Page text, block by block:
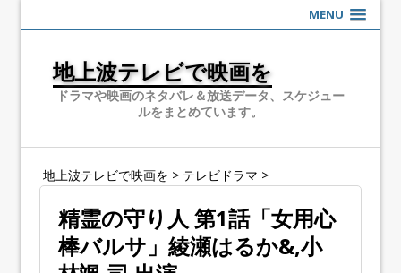
MENU
地上波テレビで映画を
ドラマや映画のネタバレ＆放送データ、スケジュー
ルをまとめています。
地上波テレビで映画を > テレビドラマ >
精霊の守り人 第1話「女用心
棒バルサ」綾瀬はるか&,小